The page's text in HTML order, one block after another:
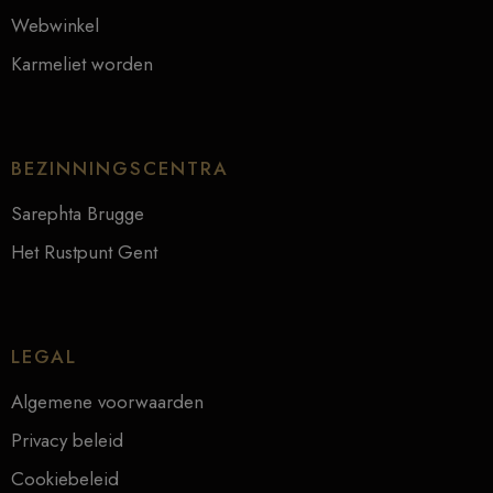
Webwinkel
Karmeliet worden
BEZINNINGSCENTRA
Sarephta Brugge
Het Rustpunt Gent
LEGAL
Algemene voorwaarden
Privacy beleid
Cookiebeleid